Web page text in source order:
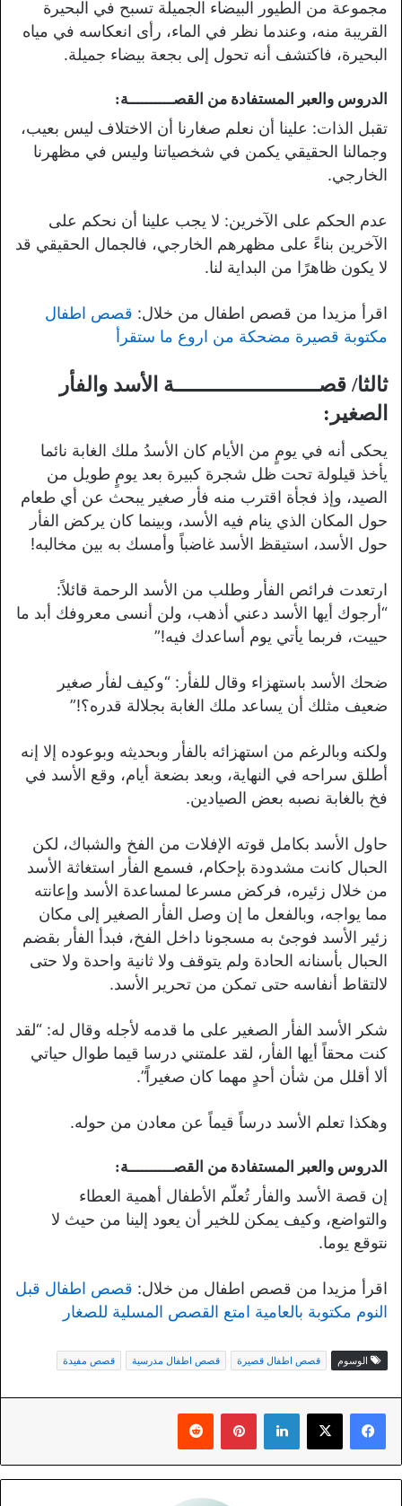
مجموعة من الطيور البيضاء الجميلة تسبح في البحيرة
القريبة منه، وعندما نظر في الماء، رأى انعكاسه في مياه
البحيرة، فاكتشف أنه تحول إلى بجعة بيضاء جميلة.
الدروس والعبر المستفادة من القصــــــــــة:
تقبل الذات: علينا أن نعلم صغارنا أن الاختلاف ليس بعيب،
وجمالنا الحقيقي يكمن في شخصياتنا وليس في مظهرنا
الخارجي.
عدم الحكم على الآخرين: لا يجب علينا أن نحكم على
الآخرين بناءً على مظهرهم الخارجي، فالجمال الحقيقي قد
لا يكون ظاهرًا من البداية لنا.
اقرأ مزيدا من قصص اطفال من خلال: قصص اطفال
مكتوبة قصيرة مضحكة من اروع ما ستقرأ
ثالثا/ قصـــــــــــــــــــــــة الأسد والفأر
الصغير:
يحكى أنه في يومٍ من الأيام كان الأسدُ ملك الغابة نائما
يأخذ قيلولة تحت ظل شجرة كبيرة بعد يومٍ طويل من
الصيد، وإذ فجأة اقترب منه فأر صغير يبحث عن أي طعام
حول المكان الذي ينام فيه الأسد، وبينما كان يركض الفأر
حول الأسد، استيقظ الأسد غاضباً وأمسك به بين مخالبه!
ارتعدت فرائص الفأر وطلب من الأسد الرحمة قائلاً:
“أرجوك أيها الأسد دعني أذهب، ولن أنسى معروفك أبد ما
حييت، فربما يأتي يوم أساعدك فيه!”
ضحك الأسد باستهزاء وقال للفأر: “وكيف لفأر صغير
ضعيف مثلك أن يساعد ملك الغابة بجلالة قدره؟!”
ولكنه وبالرغم من استهزائه بالفأر وبحديثه وبوعوده إلا إنه
أطلق سراحه في النهاية، وبعد بضعة أيام، وقع الأسد في
فخ بالغابة نصبه بعض الصيادين.
حاول الأسد بكامل قوته الإفلات من الفخ والشباك، لكن
الحبال كانت مشدودة بإحكام، فسمع الفأر استغاثة الأسد
من خلال زئيره، فركض مسرعا لمساعدة الأسد وإعانته
مما يواجه، وبالفعل ما إن وصل الفأر الصغير إلى مكان
زئير الأسد فوجئ به مسجونا داخل الفخ، فبدأ الفأر بقضم
الحبال بأسنانه الحادة ولم يتوقف ولا ثانية واحدة ولا حتى
لالتقاط أنفاسه حتى تمكن من تحرير الأسد.
شكر الأسد الفأر الصغير على ما قدمه لأجله وقال له: “لقد
كنت محقاً أيها الفأر، لقد علمتني درسا قيما طوال حياتي
ألا أقلل من شأن أحدٍ مهما كان صغيراً”.
وهكذا تعلم الأسد درساً قيماً عن معادن من حوله.
الدروس والعبر المستفادة من القصــــــــــة:
إن قصة الأسد والفأر تُعلّم الأطفال أهمية العطاء
والتواضع، وكيف يمكن للخير أن يعود إلينا من حيث لا
نتوقع يوما.
اقرأ مزيدا من قصص اطفال من خلال: قصص اطفال قبل
النوم مكتوبة بالعامية امتع القصص المسلية للصغار
الوسوم قصص اطفال قصيرة قصص اطفال مدرسية قصص مفيدة
لينكدإن بينتيريست